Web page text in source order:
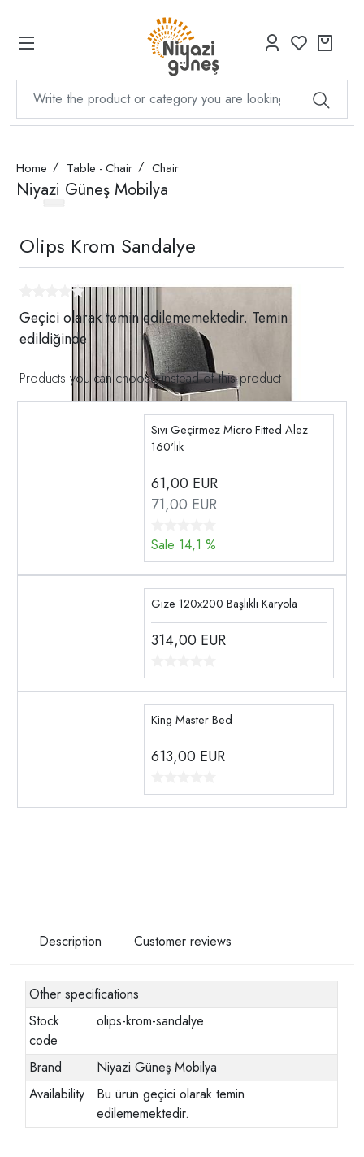
Home Table - Chair Chair
Niyazi Güneş Mobilya
Olips Krom Sandalye
Geçici olarak temin edilememektedir. Temin
edildiğinde
Products you can choose instead of this product
Sıvı Geçirmez Micro Fitted Alez
160'lık
61,00 EUR
71,00 EUR
Sale 14,1 %
Gize 120x200 Başlıklı Karyola
314,00 EUR
King Master Bed
613,00 EUR
Description Customer reviews
Other specifications
Stock
code
olips-krom-sandalye
Brand
Niyazi Güneş Mobilya
Availability
Bu ürün geçici olarak temin
edilememektedir.